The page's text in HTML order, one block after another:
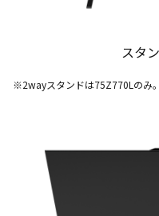
スタ
※2wayスタンドは75Z770Lのみ。